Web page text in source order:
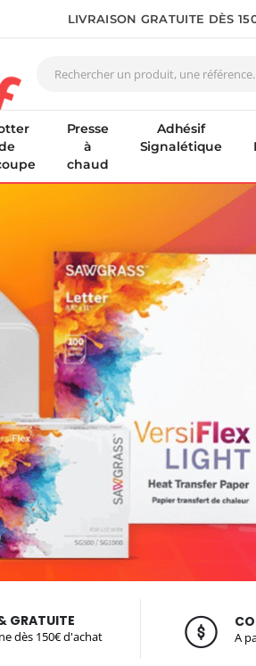
LIVRAISON GRATUITE DÈS
Presse
à
chaud
Adhésif
Signalétique
GRATUITE
dès 150€ d'achat A